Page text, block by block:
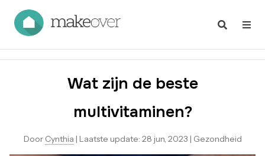
Wat zijn de beste
multivitaminen?
Door Cynthia | Laatste update: 28 jun, 2023 | Gezondheid